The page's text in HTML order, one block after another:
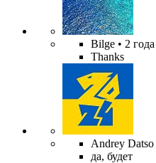
Bilge • 2
Thanks
Andrey Datso
да, будет